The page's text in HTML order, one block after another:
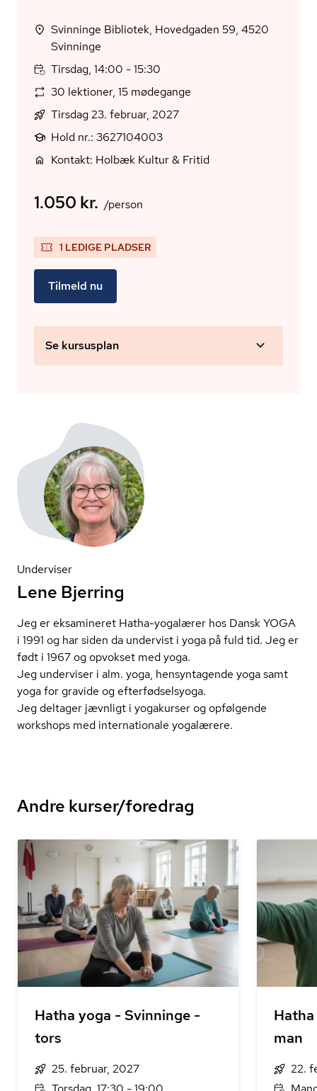
Svinninge Bibliotek, Hovedgaden 59, 4520
Svinninge
Tirsdag, 14:00 - 15:30
30 lektioner, 15 mødegange
Tirsdag 23. februar, 2027
Hold nr.: 3627104003
Kontakt: Holbæk Kultur & Fritid
1.050 kr. /person
1 LEDIGE PLADSER
Tilmeld nu
Se kursusplan
Underviser
Lene Bjerring
Jeg er eksamineret Hatha-yogalærer hos Dansk YOGA
i 1991 og har siden da undervist i yoga på fuld tid. Jeg er
født i 1967 og opvokset med yoga.
Jeg underviser i alm. yoga, hensyntagende yoga samt
yoga for gravide og ef­ter­fød­sel­sy­o­ga.
Jeg deltager jævnligt i yogakurser og opfølgende
workshops med internationale yogalærere.
Andre kurser/foredrag
Hatha yoga - Svinninge -
tors
25. februar, 2027
man
22.